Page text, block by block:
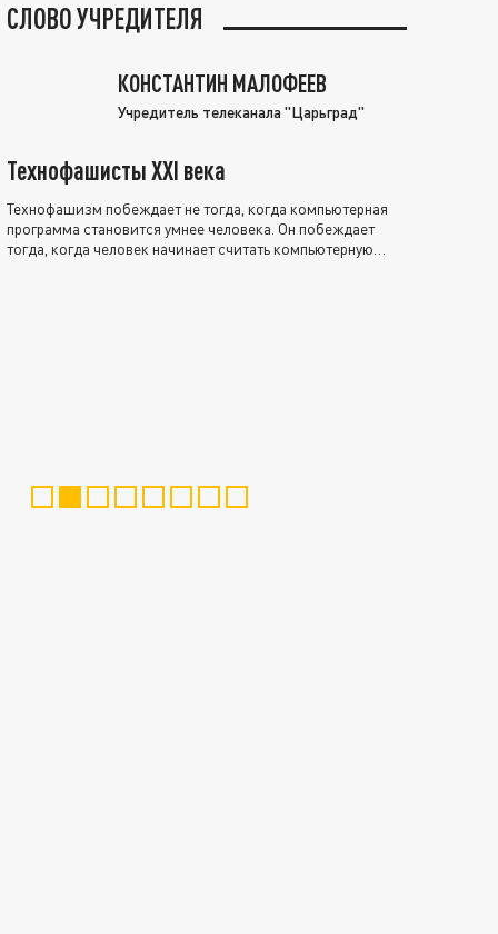
СЛОВО УЧРЕДИТЕЛЯ
КОНСТАНТИН МАЛОФЕЕВ
Учредитель телеканала "Царьград"
Технофашисты XXI века
Технофашизм побеждает не тогда, когда компьютерная
программа становится умнее человека. Он побеждает
тогда, когда человек начинает считать компьютерную